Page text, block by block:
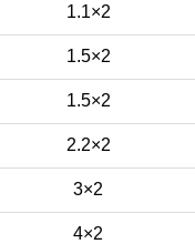
1.1×2
1.5×2
1.5×2
2.2×2
3×2
4×2